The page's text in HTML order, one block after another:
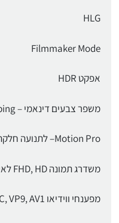
HLG
Filmmaker Mode
אפקט HDR
משפר צבעים דינאמי – HDR Dynamic Tone Mapping
Motion Pro– לתנועה חלקה ללא מריחות.
משדרג תמונה FHD, HD לאיכות 4K
מפענחי ווידיאו HEVC, VP9, AV1